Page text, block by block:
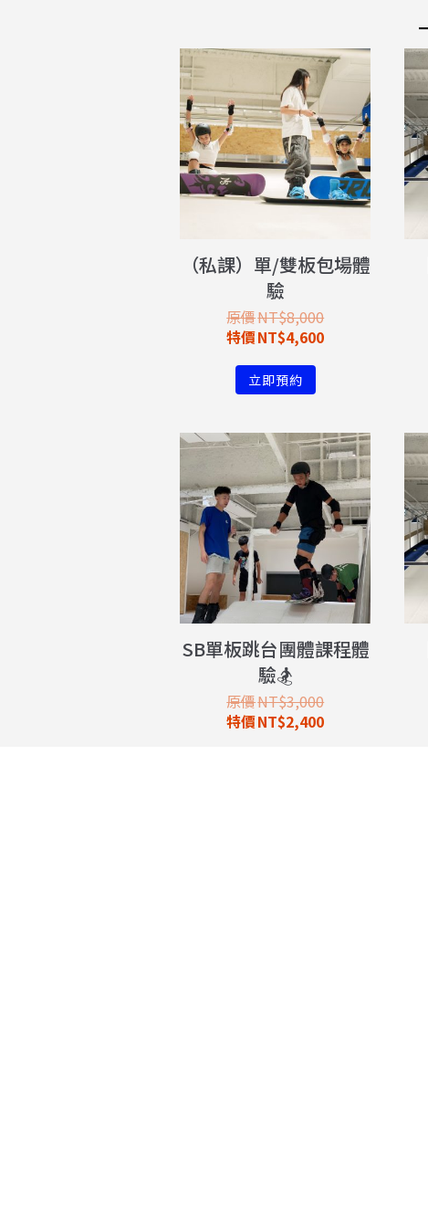
（私課）單/雙板包場體
驗
NT$8,000
NT$4,600
立即預約
SB單板跳台團體課程體
驗🏂
NT$3,000
NT$2,400